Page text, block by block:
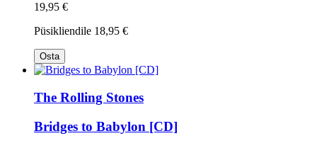
19,95 €
Püsikliendile 18,95 €
Osta
The Rolling Stones
Bridges to Babylon [CD]